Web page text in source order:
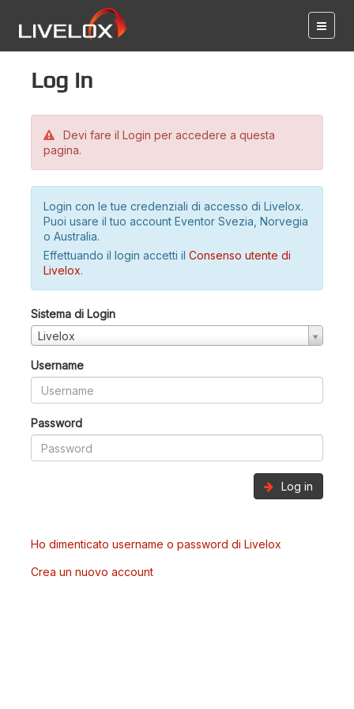
Log in
Devi fare il Login per accedere a questa
pagina.
Login con le tue credenziali di accesso di Livelox.
Puoi usare il tuo account Eventor Svezia, Norvegia
o Australia.
Effettuando il login accetti il Consenso utente di
Livelox.
Sistema di Login
Livelox
Username
Password
Log in
Ho dimenticato username o password di Livelox
Crea un nuovo account